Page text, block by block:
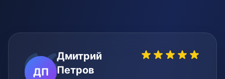
ДП
Дмитрий
Петров